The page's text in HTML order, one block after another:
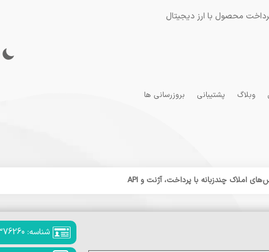
محصول با ارز دیجیتال
وبلاگ پشتیبانی بروزرسانی ها
شناسه: 376260